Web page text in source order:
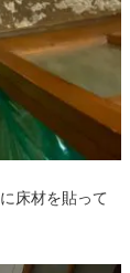
床材を貼って